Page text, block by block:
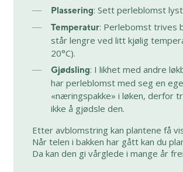
Plassering: Sett perleblomst
Temperatur: Perlebomst trives
står lengre ved litt kjølig
20°C).
Gjødsling: I likhet med andre
har perleblomst med seg en
«næringspakke» i løken, derfor
ikke å gjødsle den.
Etter avblomstring kan plantene få
Når telen i bakken har gått kan du
Da kan den gi vårglede i mange år